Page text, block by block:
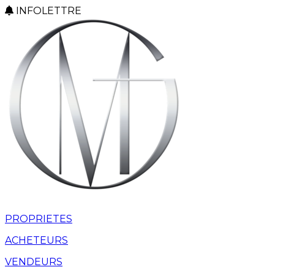
INFOLETTRE
PROPRIETES
ACHETEURS
VENDEURS